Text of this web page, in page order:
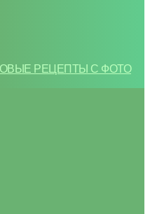
РЕЦЕПТЫ С ФОТО